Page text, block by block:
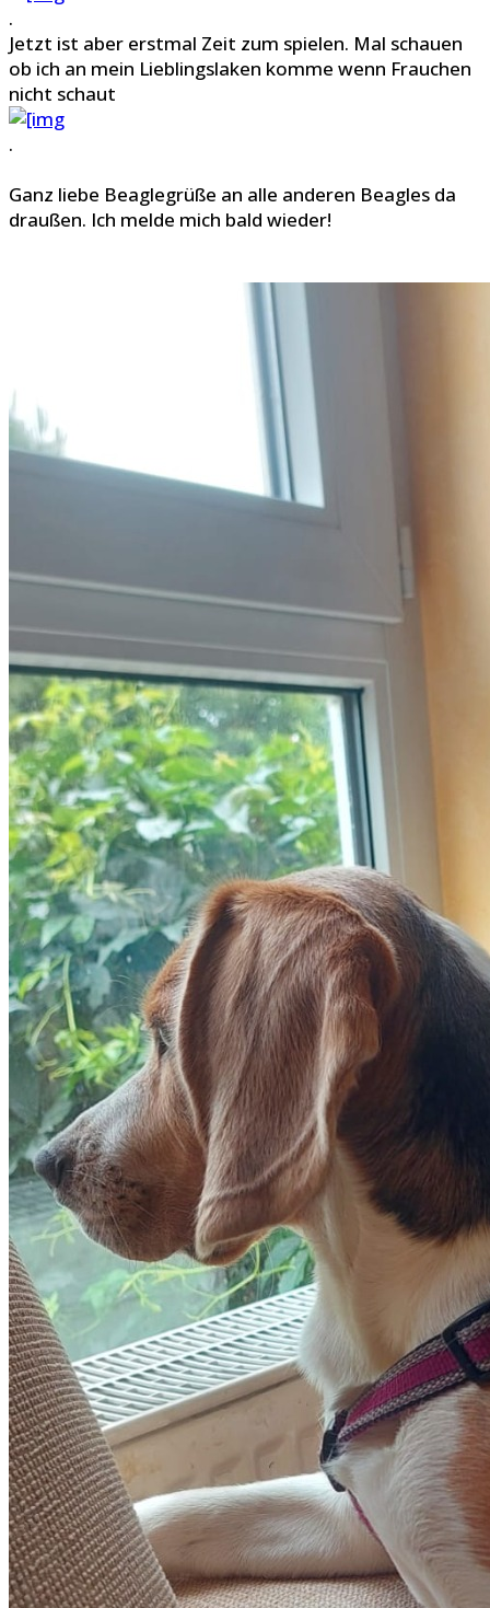
.
Jetzt ist aber erstmal Zeit zum spielen. Mal schauen
ob ich an mein Lieblingslaken komme wenn Frauchen
nicht schaut
.
Ganz liebe Beaglegrüße an alle anderen Beagles da
draußen. Ich melde mich bald wieder!